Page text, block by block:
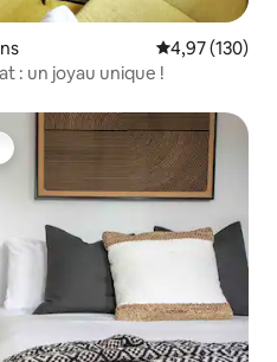
Note
4,97 (130)
: un joyau unique !
les plus aimés